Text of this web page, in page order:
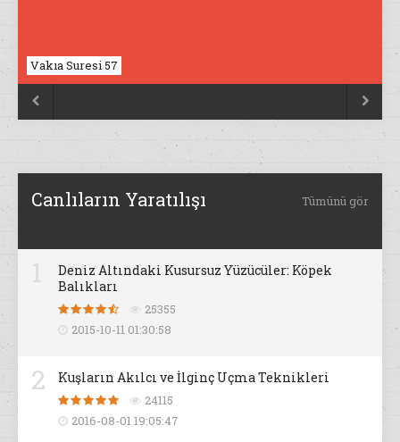
Vakıa Suresi 57
Nahl Suresi 17
 
Canlıların Yaratılışı Tümünü gör
Deniz Altındaki Kusursuz Yüzücüler: Köpek
Balıkları
25355
2015-10-11 01:30:58
2 Kuşların Akılcı ve İlginç Uçma Teknikleri
24115
2016-08-01 19:05:47